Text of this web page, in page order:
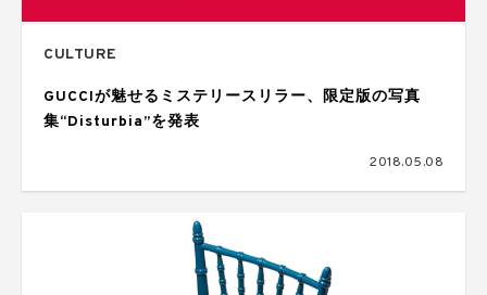
CULTURE
GUCCIが魅せるミステリースリラー、限定版の写真
集“Disturbia”を発表
2018.05.08